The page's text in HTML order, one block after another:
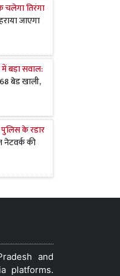
तिरंगा
जाएगा
में बड़ा सवाल:
बेड खाली,
के रडार
नेटवर्क की
and
platforms.